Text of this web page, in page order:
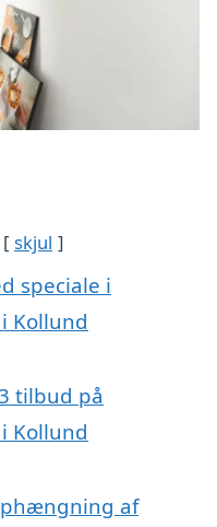
skjul
speciale i
Kollund
tilbud på
Kollund
af